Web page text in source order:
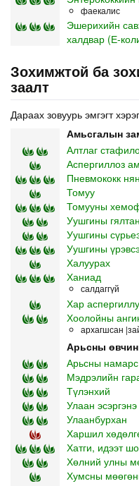
фаекалис
Эшерихийн
халдвар (Е-
Зохимжтой ба
заалт
Дараах зовуурь эмгэгт
Амьсгалын
Алтлаг
Аспергиллоз
Пневмококк
Томуу
Томууны
Уушгины
Уушгины
Уушгины
Халуурах
Ханиад
салдаггүй
Хар
Хоолойны
архагшсан
Арьсны өвчин
Арьсны намарс
Мэдрэлийн
Түлэнхий
Улаан эсэргэнэ
Улаанбурхан
Харшил
Хатги, идээт
Хөлний улны
Хумсны